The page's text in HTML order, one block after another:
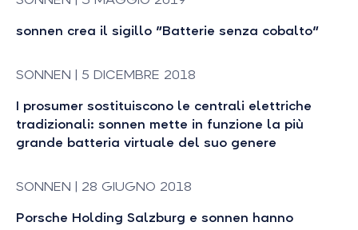
sonnen crea il sigillo "Batterie senza cobalto"
SONNEN | 5 DICEMBRE 2018
I prosumer sostituiscono le centrali elettriche
tradizionali: sonnen mette in funzione la più
grande batteria virtuale del suo genere
SONNEN | 28 GIUGNO 2018
Porsche Holding Salzburg e sonnen hanno